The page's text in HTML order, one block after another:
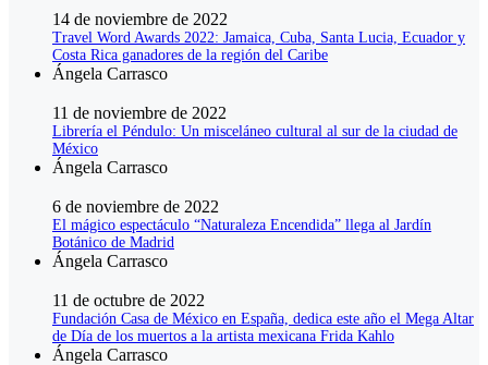
14 de noviembre de 2022
Travel Word Awards 2022: Jamaica, Cuba, Santa Lucia, Ecuador y
Costa Rica ganadores de la región del Caribe
Ángela Carrasco
11 de noviembre de 2022
Librería el Péndulo: Un misceláneo cultural al sur de la ciudad de
México
Ángela Carrasco
6 de noviembre de 2022
El mágico espectáculo “Naturaleza Encendida” llega al Jardín
Botánico de Madrid
Ángela Carrasco
11 de octubre de 2022
Fundación Casa de México en España, dedica este año el Mega Altar
de Día de los muertos a la artista mexicana Frida Kahlo
Ángela Carrasco